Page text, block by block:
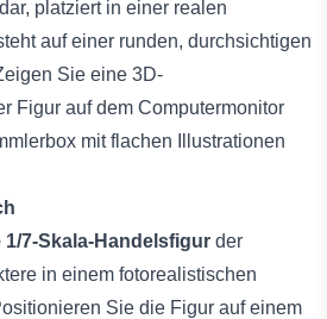
platziert in einer realen
auf einer runden, durchsichtigen
Sie eine 3D-
Figur auf dem Computermonitor
mit flachen Illustrationen
7-Skala-Handelsfigur der
in einem fotorealistischen
Sie die Figur auf einem